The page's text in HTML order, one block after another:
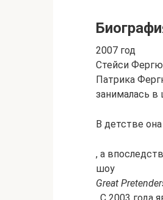
2007 год
Стейси
Патрика
занималась в
В детстве
, а
шоу
Great
. С 2003 года